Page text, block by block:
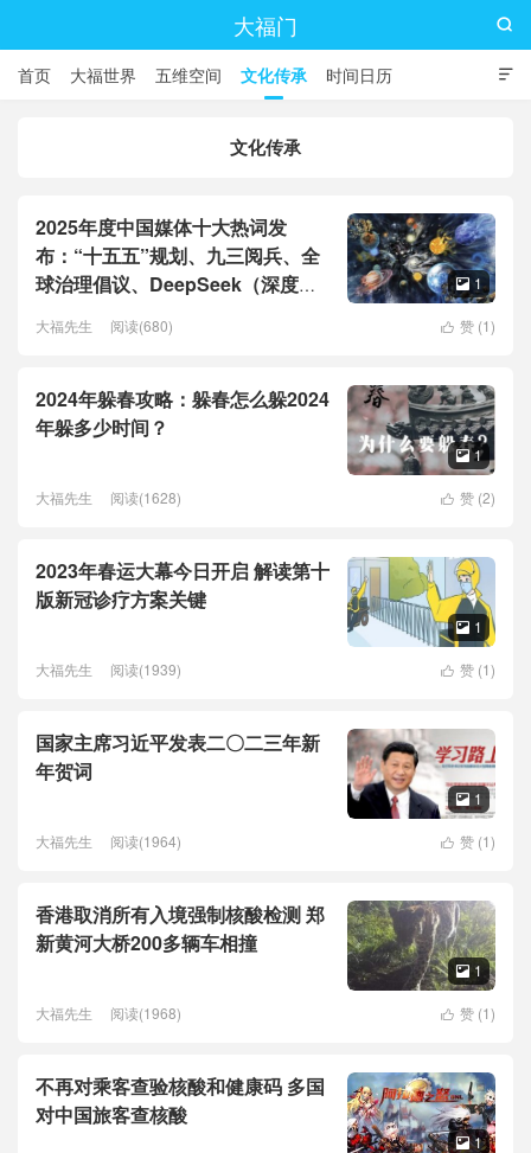
大福门

首页 大福世界 五维空间 文化传承 时间日历

文化传承
2025年度中国媒体十大热词发
布：“十五五”规划、九三阅兵、全
球治理倡议、DeepSeek（深度求
济、育儿补贴、科学素养、网络生
 1
 赞 (1)
大福先生 阅读(680)
2024年躲春攻略：躲春怎么躲2024
年躲多少时间？
 1
 赞 (2)
大福先生 阅读(1628)
2023年春运大幕今日开启 解读第十
版新冠诊疗方案关键
 1
 赞 (1)
大福先生 阅读(1939)
国家主席习近平发表二〇二三年新
年贺词
 1
 赞 (1)
大福先生 阅读(1964)
香港取消所有入境强制核酸检测 郑
新黄河大桥200多辆车相撞
 1
 赞 (1)
大福先生 阅读(1968)
不再对乘客查验核酸和健康码 多国
对中国旅客查核酸
 1